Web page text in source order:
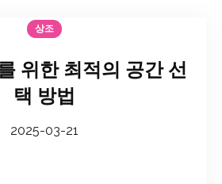
상조
위한 최적의 공간 선
택 방법
2025-03-21